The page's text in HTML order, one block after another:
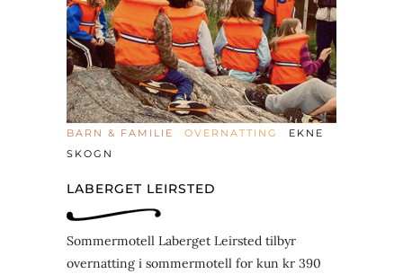
BARN & FAMILIE OVERNATTING
EKNE
SKOGN
LABERGET LEIRSTED
Sommermotell Laberget Leirsted tilbyr
overnatting i sommermotell for kun kr 390